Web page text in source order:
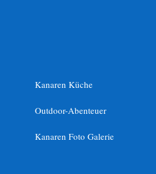
Kanaren Küche
Outdoor-Abenteuer
Kanaren Foto Galerie